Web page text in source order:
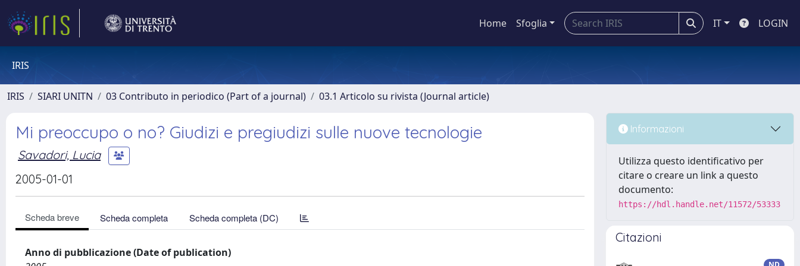
Home Sfoglia IT LOGIN
IRIS
IRIS SIARI UNITN 03 Contributo in periodico (Part of a journal) 03.1 Articolo su rivista (Journal article)
Mi preoccupo o no? Giudizi e pregiudizi sulle nuove tecnologie
Savadori, Lucia
2005-01-01
Scheda breve Scheda completa Scheda completa (DC)
Anno di pubblicazione (Date of publication)
Informazioni
Utilizza questo identificativo per
citare o creare un link a questo
documento:
https://hdl.handle.net/11572/53333
Citazioni